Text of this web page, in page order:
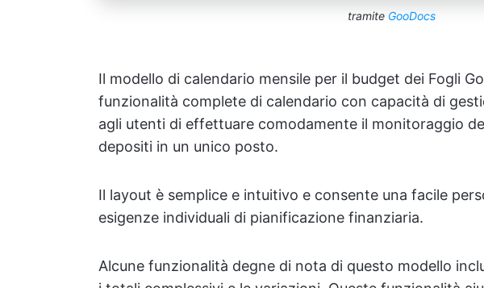
tramite GooDocs
Il modello di calendario mensile per il budget dei Fogli
funzionalità complete di calendario con capacità di
agli utenti di effettuare comodamente il monitoraggio
depositi in un unico posto.
Il layout è semplice e intuitivo e consente una facile
esigenze individuali di pianificazione finanziaria.
Alcune funzionalità degne di nota di questo modello